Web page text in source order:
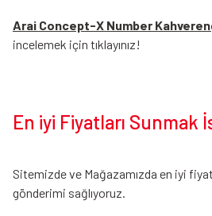
Arai Concept-X Number
incelemek için tıklayınız!
En iyi Fiyatları Sunmak
Sitemizde ve Mağazamızda en iyi
gönderimi sağlıyoruz.